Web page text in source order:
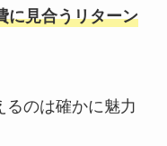
に見合うリターン
るのは確かに魅力